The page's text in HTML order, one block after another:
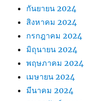
กันยายน 2024
สิงหาคม 2024
กรกฎาคม 2024
มิถุนายน 2024
พฤษภาคม 2024
เมษายน 2024
มีนาคม 2024